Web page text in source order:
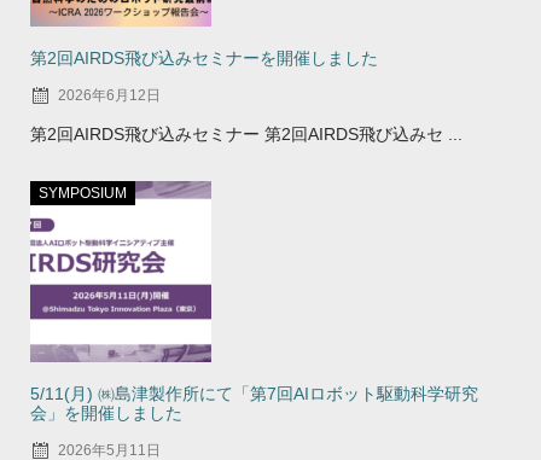
第2回AIRDS飛び込みセミナーを開催しました
2026年6月12日
第2回AIRDS飛び込みセミナー 第2回AIRDS飛び込みセ ...
SYMPOSIUM
5/11(月) ㈱島津製作所にて「第7回AIロボット駆動科学研究
会」を開催しました
2026年5月11日